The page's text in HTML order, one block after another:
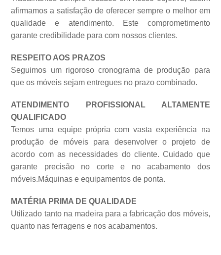
afirmamos a satisfação de oferecer sempre o melhor em
qualidade e atendimento. Este comprometimento
garante credibilidade para com nossos clientes.
RESPEITO AOS PRAZOS
Seguimos um rigoroso cronograma de produção para
que os móveis sejam entregues no prazo combinado.
ATENDIMENTO PROFISSIONAL ALTAMENTE
QUALIFICADO
Temos uma equipe própria com vasta experiência na
produção de móveis para desenvolver o projeto de
acordo com as necessidades do cliente. Cuidado que
garante precisão no corte e no acabamento dos
móveis.Máquinas e equipamentos de ponta.
MATÉRIA PRIMA DE QUALIDADE
Utilizado tanto na madeira para a fabricação dos móveis,
quanto nas ferragens e nos acabamentos.